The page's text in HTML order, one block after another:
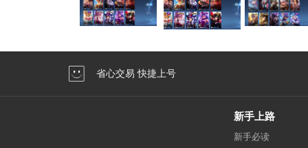
省心交易 快捷上号
新手上路
新手必读